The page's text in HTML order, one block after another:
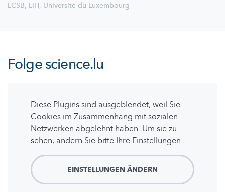
LCSB, LIH, Université du Luxembourg
Folgescience.lu
Diese Plugins sind ausgeblendet, weil Sie
Cookies im Zusammenhang mit sozialen
Netzwerken abgelehnt haben. Um sie zu
sehen, ändern Sie bitte Ihre Einstellungen.
EINSTELLUNGEN ÄNDERN